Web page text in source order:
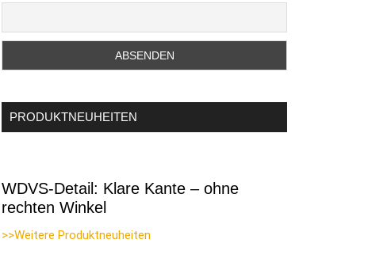
PRODUKTNEUHEITEN
WDVS-Detail: Klare Kante – ohne
rechten Winkel
>>Weitere Produktneuheiten